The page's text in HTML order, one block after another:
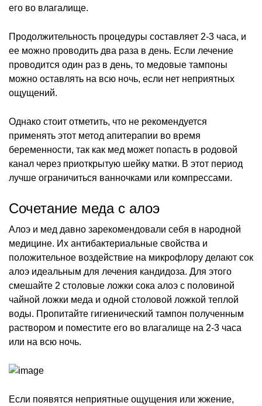
его во влагалище.
Продолжительность процедуры составляет 2-3 часа, и
ее можно проводить два раза в день. Если лечение
проводится один раз в день, то медовые тампоны
можно оставлять на всю ночь, если нет неприятных
ощущений.
Однако стоит отметить, что не рекомендуется
применять этот метод апитерапии во время
беременности, так как мед может попасть в родовой
канал через приоткрытую шейку матки. В этот период
лучше ограничиться ванночками или компрессами.
Сочетание меда с алоэ
Алоэ и мед давно зарекомендовали себя в народной
медицине. Их антибактериальные свойства и
положительное воздействие на микрофлору делают сок
алоэ идеальным для лечения кандидоза. Для этого
смешайте 2 столовые ложки сока алоэ с половиной
чайной ложки меда и одной столовой ложкой теплой
воды. Пропитайте гигиенический тампон полученным
раствором и поместите его во влагалище на 2-3 часа
или на всю ночь.
Если появятся неприятные ощущения или жжение,